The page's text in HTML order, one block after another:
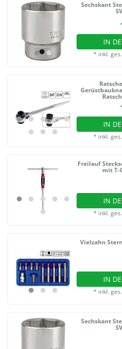
Sechskant
IN
* inkl.
IN
* inkl.
Freilauf
mit T-
IN
* inkl.
Vielzahn
IN
* inkl.
Sechskant